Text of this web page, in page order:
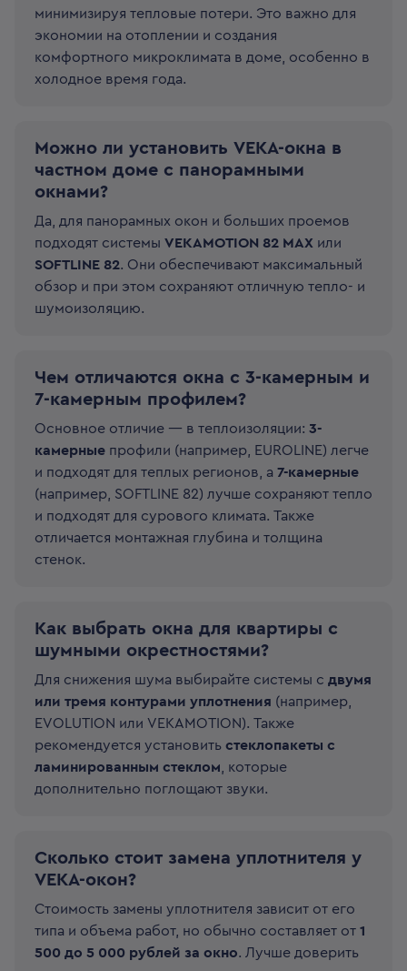
минимизируя тепловые потери. Это важно для
экономии на отоплении и создания
комфортного микроклимата в доме, особенно в
холодное время года.
Можно ли установить VEKA-окна в
частном доме с панорамными
окнами?
Да, для панорамных окон и больших проемов
подходят системы VEKAMOTION 82 MAX или
SOFTLINE 82. Они обеспечивают максимальный
обзор и при этом сохраняют отличную тепло- и
шумоизоляцию.
Чем отличаются окна с 3-камерным и
7-камерным профилем?
Основное отличие — в теплоизоляции: 3-
камерные профили (например, EUROLINE) легче
и подходят для теплых регионов, а 7-камерные
(например, SOFTLINE 82) лучше сохраняют тепло
и подходят для сурового климата. Также
отличается монтажная глубина и толщина
стенок.
Как выбрать окна для квартиры с
шумными окрестностями?
Для снижения шума выбирайте системы с двумя
или тремя контурами уплотнения (например,
EVOLUTION или VEKAMOTION). Также
рекомендуется установить стеклопакеты с
ламинированным стеклом , которые
дополнительно поглощают звуки.
Сколько стоит замена уплотнителя у
VEKA-окон?
Стоимость замены уплотнителя зависит от его
типа и объема работ, но обычно составляет от 1
500 до 5 000 рублей за окно. Лучше доверить